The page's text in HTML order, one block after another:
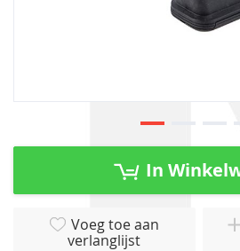
Ga
In
Voeg toe aan
verlanglijst